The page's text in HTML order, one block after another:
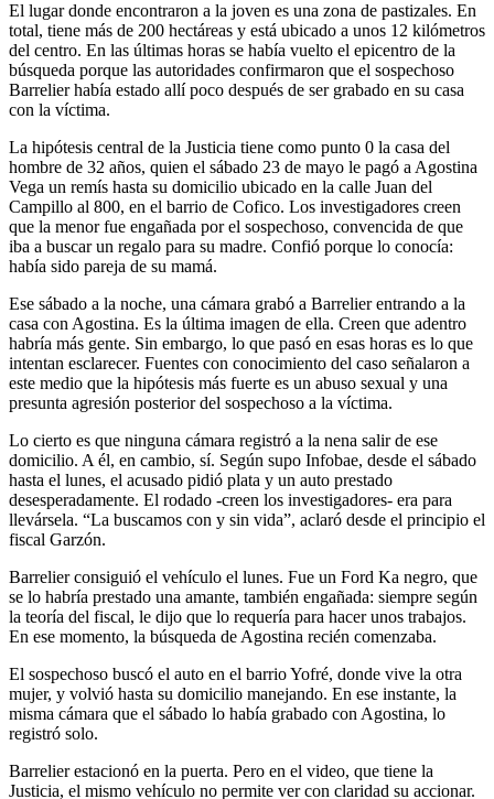
El lugar donde encontraron a la joven es una zona de pastizales. En
total, tiene más de 200 hectáreas y está ubicado a unos 12 kilómetros
del centro. En las últimas horas se había vuelto el epicentro de la
búsqueda porque las autoridades confirmaron que el sospechoso
Barrelier había estado allí poco después de ser grabado en su casa
con la víctima.
La hipótesis central de la Justicia tiene como punto 0 la casa del
hombre de 32 años, quien el sábado 23 de mayo le pagó a Agostina
Vega un remís hasta su domicilio ubicado en la calle Juan del
Campillo al 800, en el barrio de Cofico. Los investigadores creen
que la menor fue engañada por el sospechoso, convencida de que
iba a buscar un regalo para su madre. Confió porque lo conocía:
había sido pareja de su mamá.
Ese sábado a la noche, una cámara grabó a Barrelier entrando a la
casa con Agostina. Es la última imagen de ella. Creen que adentro
habría más gente. Sin embargo, lo que pasó en esas horas es lo que
intentan esclarecer. Fuentes con conocimiento del caso señalaron a
este medio que la hipótesis más fuerte es un abuso sexual y una
presunta agresión posterior del sospechoso a la víctima.
Lo cierto es que ninguna cámara registró a la nena salir de ese
domicilio. A él, en cambio, sí. Según supo Infobae, desde el sábado
hasta el lunes, el acusado pidió plata y un auto prestado
desesperadamente. El rodado -creen los investigadores- era para
llevársela. “La buscamos con y sin vida”, aclaró desde el principio el
fiscal Garzón.
Barrelier consiguió el vehículo el lunes. Fue un Ford Ka negro, que
se lo habría prestado una amante, también engañada: siempre según
la teoría del fiscal, le dijo que lo requería para hacer unos trabajos.
En ese momento, la búsqueda de Agostina recién comenzaba.
El sospechoso buscó el auto en el barrio Yofré, donde vive la otra
mujer, y volvió hasta su domicilio manejando. En ese instante, la
misma cámara que el sábado lo había grabado con Agostina, lo
registró solo.
Barrelier estacionó en la puerta. Pero en el video, que tiene la
Justicia, el mismo vehículo no permite ver con claridad su accionar.